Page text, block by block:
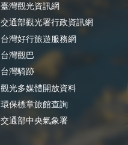
臺灣觀光資訊網
交通部觀光署行政資訊網
台灣好行旅遊服務網
台灣觀巴
台灣騎跡
觀光多媒體開放資料
環保標章旅館查詢
交通部中央氣象署